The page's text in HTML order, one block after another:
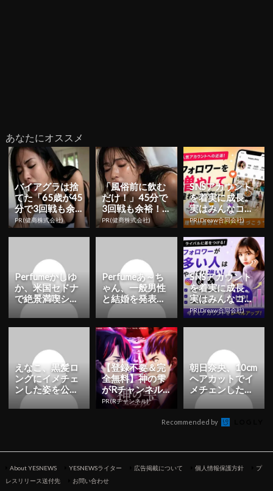
あなたにオススメ
バイアグラは捨
てた「65歳が45
分で3回戦も余
裕」980円で朝
まで絶好調！
PR(健商株式会社)
「風俗前に飲む
だけ！」45分で
3回戦も余裕！9
80円で朝まで絶
好調
PR(健商株式会社)
SNSアカウント
を着実に成長。
実はみんなココ
使ってます。
PR(Dreaw合同会社)
Perfumeかしゆ
か、米国セドナ
で絶景満喫ショ
ット公開！「自
然が似合う」
Perfumeあ～ち
ゃん、一般男性
と結婚を発表！
お相手は「心か
ら応援してくれ
てい...
SNSアカウント
を着実に成長。
実はみんなココ
使ってます。
PR(Dreaw合同会社)
えなこ、黒髪ロ
ングにイメチェ
ンした姿を公
開！「可愛すぎ
る」「透明感ス
【登録不要＆完
全無料】神の雫
がRチャンネル
で見放題
PR(Rチャンネル)
朝日奈央、10cm
ヘアカットでイ
メチェンした姿
公開！「めっち
ゃ可愛い」「最
高に似...
Recommended by
About YESNEWS YESNEWSライター 広告掲載について 個人情報保護方針
プ
レスリリース送付先
お問い合わせ